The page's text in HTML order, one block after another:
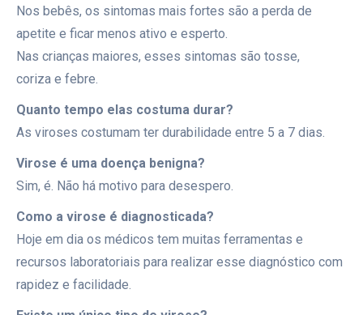
Nos bebês, os sintomas mais fortes são a perda de
apetite e ficar menos ativo e esperto.
Nas crianças maiores, esses sintomas são tosse,
coriza e febre.
Quanto tempo elas costuma durar?
As viroses costumam ter durabilidade entre 5 a 7 dias.
Virose é uma doença benigna?
Sim, é. Não há motivo para desespero.
Como a virose é diagnosticada?
Hoje em dia os médicos tem muitas ferramentas e
recursos laboratoriais para realizar esse diagnóstico com
rapidez e facilidade.